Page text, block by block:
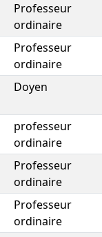
Professeur
ordinaire
Professeur
ordinaire
Doyen
professeur
ordinaire
Professeur
ordinaire
Professeur
ordinaire